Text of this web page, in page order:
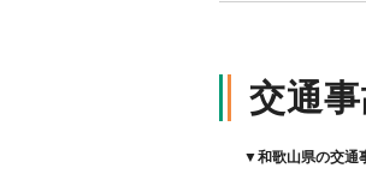
自賠責保
軽消防自
交通
▼和歌山県の交通